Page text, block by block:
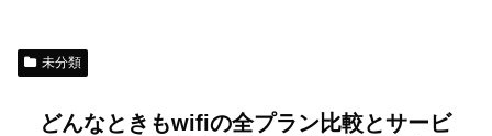
未分類
どんなときもwifiの全プラン比較とサービ